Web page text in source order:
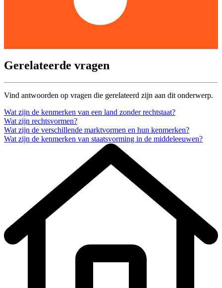
Gerelateerde vragen
Vind antwoorden op vragen die gerelateerd zijn aan dit onderwerp.
Wat zijn de kenmerken van een land zonder rechtstaat?
Wat zijn rechtsvormen?
Wat zijn de verschillende marktvormen en hun kenmerken?
Wat zijn de kenmerken van staatsvorming in de middeleeuwen?